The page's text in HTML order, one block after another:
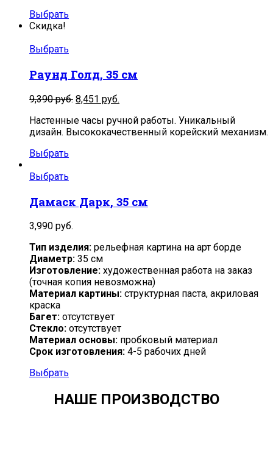
Выбрать
Скидка!
Выбрать
Раунд Голд, 35 см
9,390руб. Первоначальная
составляла
9,390
8,451 руб.
8,451
руб..
Настенные часы ручной работы. Уникальный
дизайн. Высококачественный корейский механизм.
Выбрать
Выбрать
Дамаск Дарк, 35 см
3,990 руб.
Тип изделия: рельефная картина на арт борде
Диаметр: 35 см
Изготовление: художественная работа на заказ
(точная копия невозможна)
Материал картины: структурная паста, акриловая
краска
Багет: отсутствует
Стекло: отсутствует
Материал основы: пробковый материал
Срок изготовления: 4-5 рабочих дней
Выбрать
НАШЕ ПРОИЗВОДСТВО